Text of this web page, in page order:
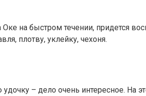
на быстром течении, придется
плотву, уклейку, чехоня.
– дело очень интересное. На